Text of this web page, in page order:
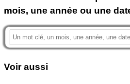
mois, une année ou une
Voir aussi